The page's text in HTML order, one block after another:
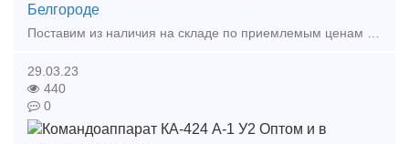
Белгороде
29.03.23
440
0